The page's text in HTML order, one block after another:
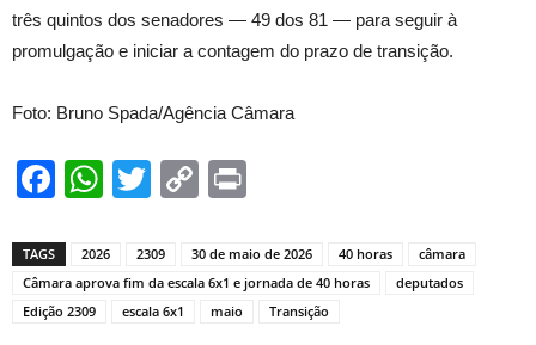
três quintos dos senadores — 49 dos 81 — para seguir à
promulgação e iniciar a contagem do prazo de transição.
Foto: Bruno Spada/Agência Câmara
Facebook
WhatsApp
Twitter
Copy
TAGS 2026 2309 30 de maio de 2026 40 horas
câmara
Câmara aprova fim da escala 6x1 e jornada de 40 horas
deputados
Edição 2309
escala 6x1 maio Transição